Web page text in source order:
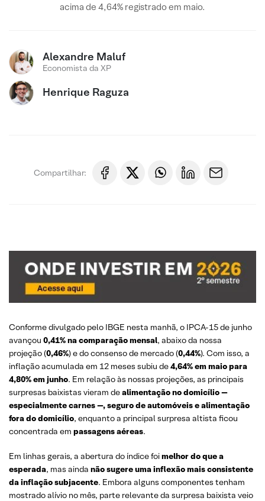
acima de 4,64% registrado em maio.
Alexandre Maluf
Economista da XP
Henrique Raguza
Compartilhar:
Conforme divulgado pelo IBGE nesta manhã, o IPCA-15 de junho
avançou 0,41% na comparação mensal, abaixo da nossa
projeção (0,46%) e do consenso de mercado (0,44%). Com isso, a
inflação acumulada em 12 meses subiu de4,64% em maio para
4,80% em junho. Em relação às nossas projeções, as principais
surpresas baixistas vieram dealimentação no domicílio —
especialmente carnes —, seguro de automóveis e alimentação
fora do domicílio, enquanto a principal surpresa altista ficou
concentrada em passagens aéreas.
Em linhas gerais, a abertura do índice foimelhor do que a
esperada, mas ainda não sugere uma inflexão mais consistente
da inflação subjacente. Embora alguns componentes tenham
mostrado alívio no mês, parte relevante da surpresa baixista veio